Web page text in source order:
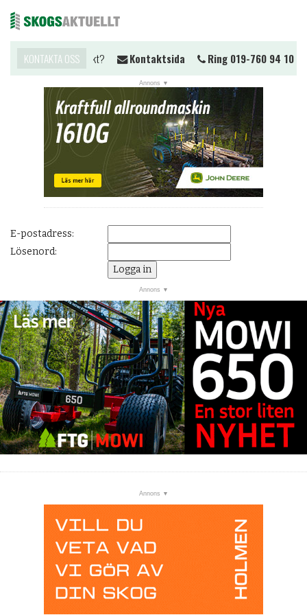
NYHETER
KALENDER
MARKNAD
PRENUMERERA
OM OSS
KONTAKTA OSS
Vill du komma i kontakt? Kontaktsida Ring 019-760 94 10
E-postadress:
Lösenord: